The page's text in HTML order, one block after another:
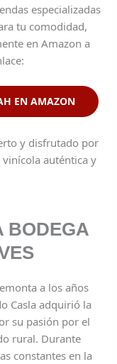
especializadas
tu comodidad,
en Amazon a
EN AMAZON
y disfrutado por
auténtica y
BODEGA
a los años
Casla adquirió la
su pasión por el
rural. Durante
constantes en la